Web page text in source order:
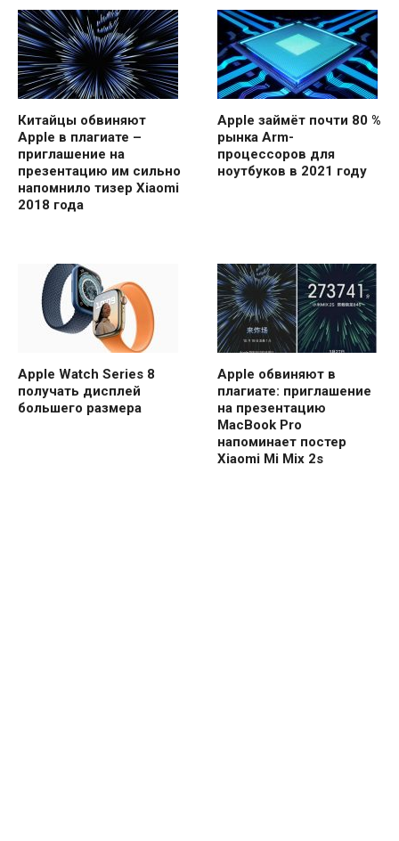
Китайцы обвиняют
Apple в плагиате –
приглашение на
презентацию им сильно
напомнило тизер Xiaomi
2018 года
Apple займёт почти 80 %
рынка Arm-
процессоров для
ноутбуков в 2021 году
Apple Watch Series 8
получать дисплей
большего размера
Apple обвиняют в
плагиате: приглашение
на презентацию
MacBook Pro
напоминает постер
Xiaomi Mi Mix 2s